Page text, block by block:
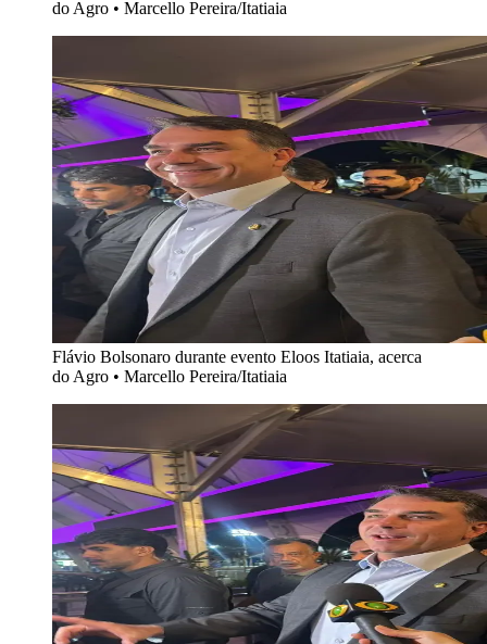
do Agro • Marcello Pereira/Itatiaia
Flávio Bolsonaro durante evento Eloos Itatiaia, acerca
do Agro • Marcello Pereira/Itatiaia